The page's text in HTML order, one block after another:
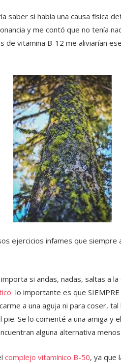
saber si había una causa física
y me contó que no tenía
de vitamina B-12 me aliviarían
ejercicios infames que siempre
si andas, nadas, saltas a
lo importante es que
a una aguja ni para coser,
Se lo comenté a una amiga y
alguna alternativa menos
complejo vitamínico B-50, ya que